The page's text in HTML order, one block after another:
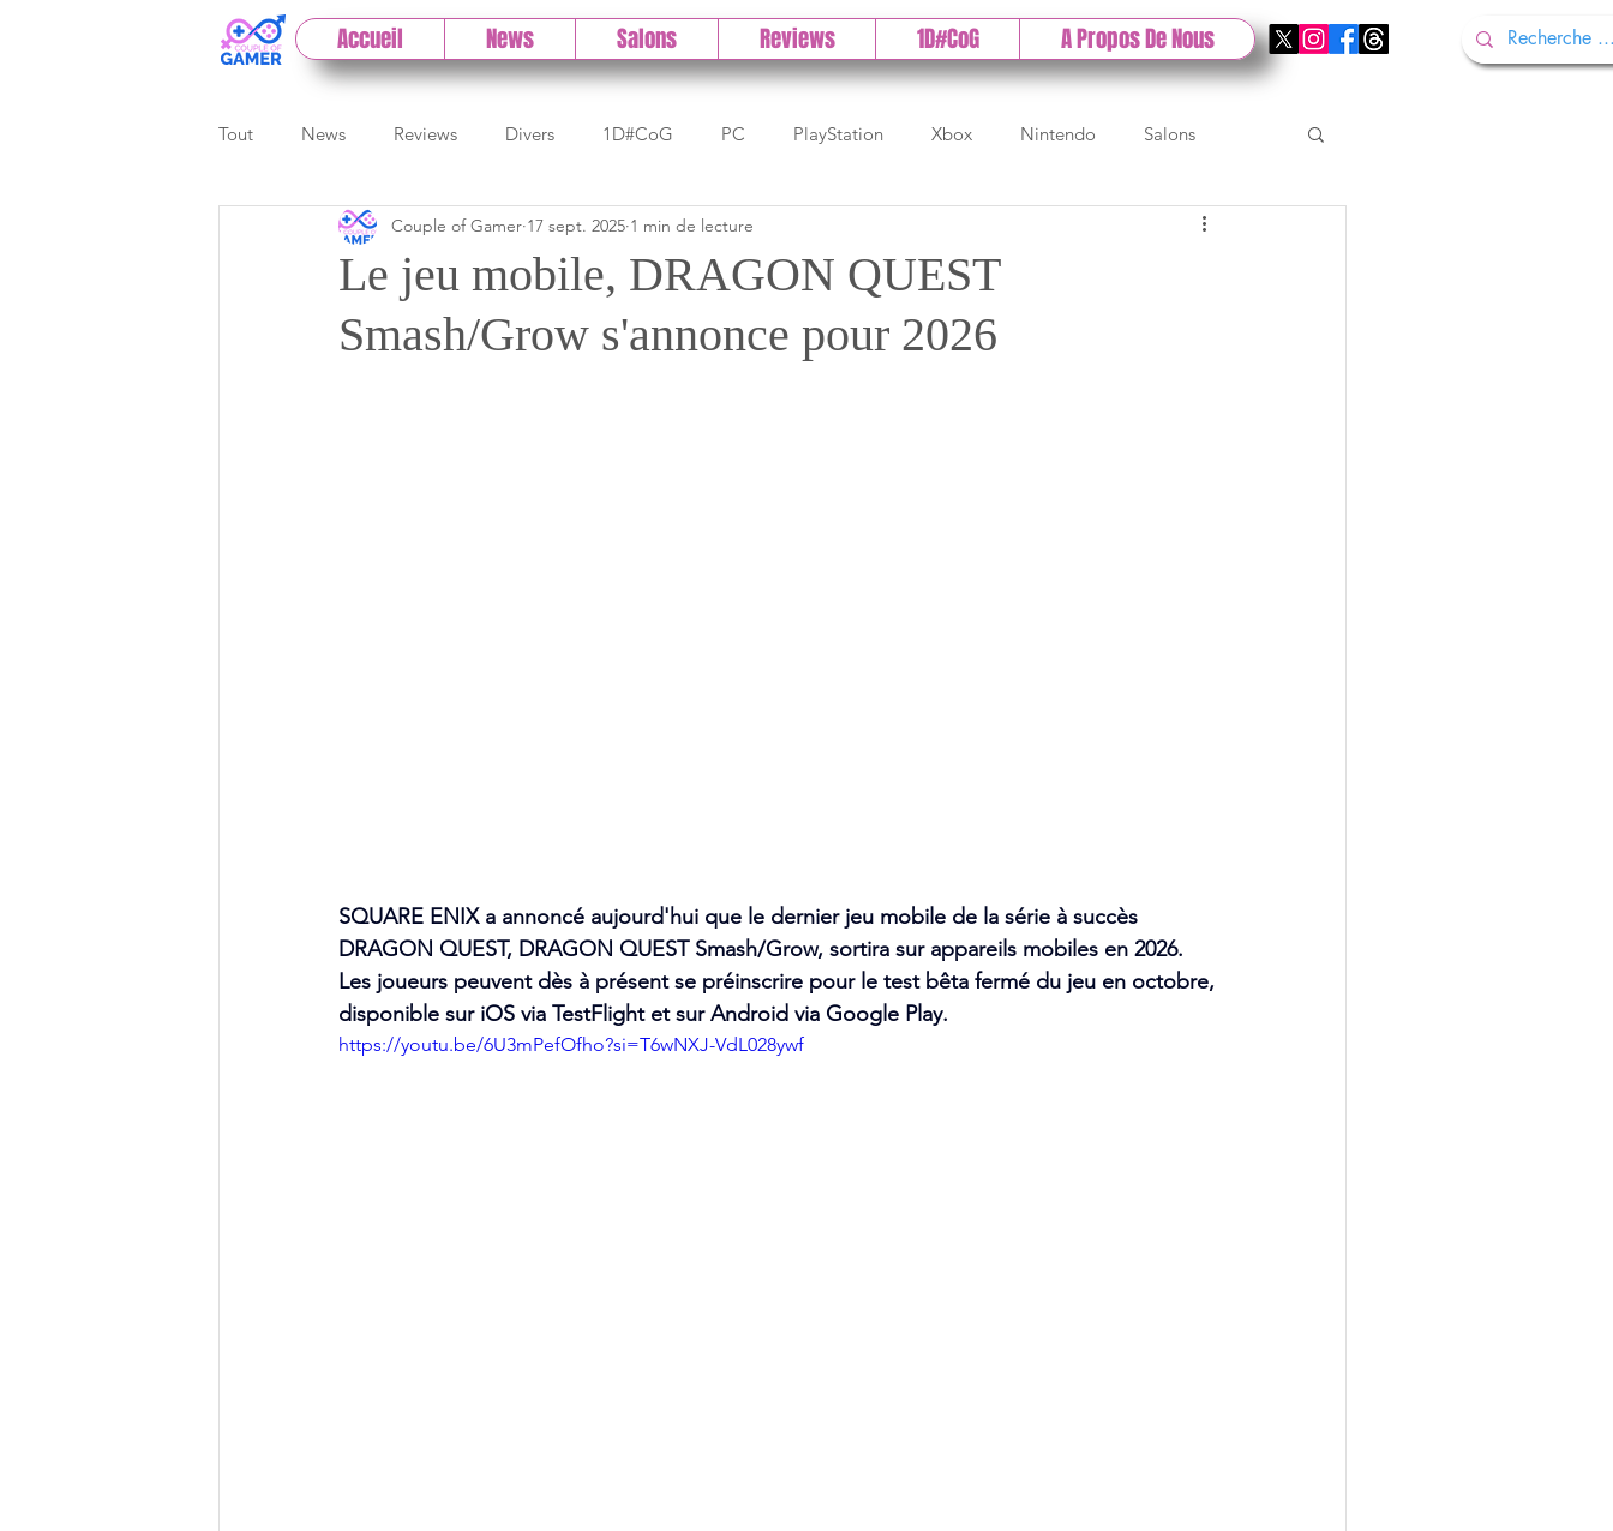
Accueil News Salons Reviews 1D#CoG A Propos De Nous
Tout News Reviews Divers 1D#CoG PC PlayStation Xbox Nintendo Salons
Previews Cloud Test indé DLC Gamescom
Paris Games Week Early Access Test 1DCoG Test Xbox Test Nintendo
Le jeu mobile, DRAGON QUEST
Smash/Grow s'annonce pour 2026
Couple of Gamer 17 sept. 2025 1 min de lecture
SQUARE ENIX a annoncé aujourd'hui que le dernier jeu mobile de la série à succès
DRAGON QUEST, DRAGON QUEST Smash/Grow, sortira sur appareils mobiles en 2026.
Les joueurs peuvent dès à présent se préinscrire pour le test bêta fermé du jeu en octobre,
disponible sur iOS via TestFlight et sur Android via Google Play.
https://youtu.be/6U3mPefOfho?si=T6wNXJ-VdL028ywf